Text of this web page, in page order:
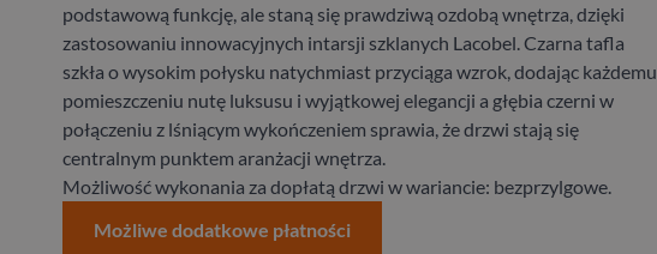
podstawową funkcję, ale staną się prawdziwą ozdobą wnętrza, dzięki
zastosowaniu innowacyjnych intarsji szklanych Lacobel. Czarna tafla
szkła o wysokim połysku natychmiast przyciąga wzrok, dodając każdemu
pomieszczeniu nutę luksusu i wyjątkowej elegancji a głębia czerni w
połączeniu z lśniącym wykończeniem sprawia, że drzwi stają się
centralnym punktem aranżacji wnętrza.
Możliwość wykonania za dopłatą drzwi w wariancie: bezprzylgowe.
Możliwe dodatkowe płatności